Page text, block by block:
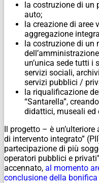
la costruzione di un
auto;
la creazione di aree
aggregazione
la costruzione di un
un’unica sede tutti i
servizi sociali,
servizi pubblici /
la riqualificazione
“Santarella”,
didattici, museali ed
Il progetto – è
di intervento integrato”
partecipazione di più
operatori pubblici e
accennato, al momento
conclusione della